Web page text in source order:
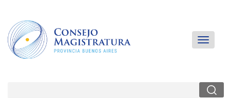
contenido
principal
MainToggle